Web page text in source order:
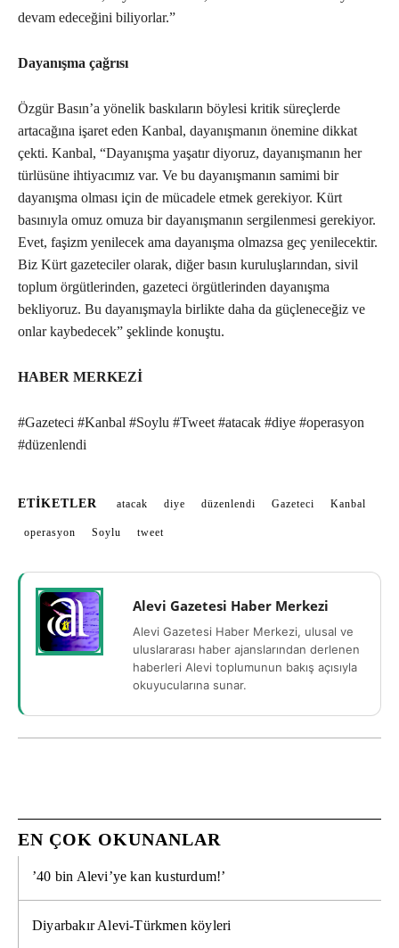
devam edeceğini biliyorlar.”
Dayanışma çağrısı
Özgür Basın’a yönelik baskıların böylesi kritik süreçlerde
artacağına işaret eden Kanbal, dayanışmanın önemine dikkat
çekti. Kanbal, “Dayanışma yaşatır diyoruz, dayanışmanın her
türlüsüne ihtiyacımız var. Ve bu dayanışmanın samimi bir
dayanışma olması için de mücadele etmek gerekiyor. Kürt
basınıyla omuz omuza bir dayanışmanın sergilenmesi gerekiyor.
Evet, faşizm yenilecek ama dayanışma olmazsa geç yenilecektir.
Biz Kürt gazeteciler olarak, diğer basın kuruluşlarından, sivil
toplum örgütlerinden, gazeteci örgütlerinden dayanışma
bekliyoruz. Bu dayanışmayla birlikte daha da güçleneceğiz ve
onlar kaybedecek” şeklinde konuştu.
HABER MERKEZİ
#Gazeteci #Kanbal #Soylu #Tweet #atacak #diye #operasyon
#düzenlendi
ETIKETLER atacak diye düzenlendi Gazeteci Kanbal
operasyon Soylu tweet
Alevi Gazetesi Haber Merkezi
Alevi Gazetesi Haber Merkezi, ulusal ve
uluslararası haber ajanslarından derlenen
haberleri Alevi toplumunun bakış açısıyla
okuyucularına sunar.
EN ÇOK OKUNANLAR
’40 bin Alevi’ye kan kusturdum!’
Diyarbakır Alevi-Türkmen köyleri